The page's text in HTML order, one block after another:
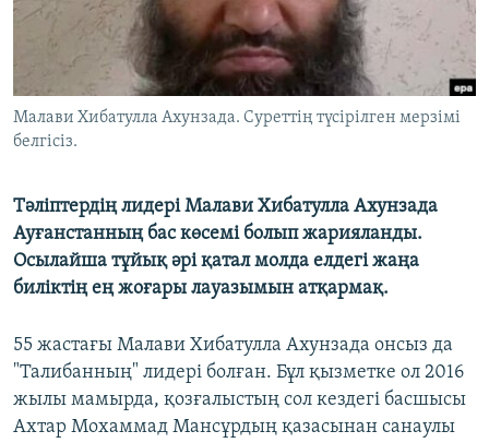
Басқа тілдерде
Малави Хибатулла Ахунзада. Суреттің түсірілген мерзімі
белгісіз.
Тәліптердің лидері Малави Хибатулла Ахунзада
Ауғанстанның бас көсемі болып жарияланды.
Осылайша тұйық әрі қатал молда елдегі жаңа
биліктің ең жоғары лауазымын атқармақ.
55 жастағы Малави Хибатулла Ахунзада онсыз да
"Талибанның" лидері болған. Бұл қызметке ол 2016
жылы мамырда, қозғалыстың сол кездегі басшысы
Ахтар Мохаммад Мансұрдың қазасынан санаулы